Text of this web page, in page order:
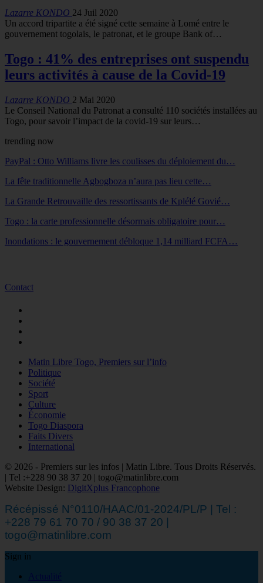
Lazarre KONDO 24 Juil 2020
Un accord tripartite a été signé cette semaine à Lomé entre le
gouvernement togolais, le patronat, et le groupe Bank of…
Togo : 41% des entreprises ont suspendu
leurs activités à cause de la Covid-19
Lazarre KONDO 2 Mai 2020
Le Conseil National du Patronat a consulté 110 sociétés installées au
Togo, pour savoir l’impact de la covid-19 sur leurs…
trending now
PayPal : Otto Williams livre les coulisses du déploiement du…
La fête traditionnelle Agbogboza n’aura pas lieu cette…
La Grande Retrouvaille des ressortissants de Kplélé Govié…
Togo : la carte professionnelle désormais obligatoire pour…
Inondations : le gouvernement débloque 1,14 milliard FCFA…
Contact
Matin Libre Togo, Premiers sur l’info
Politique
Société
Sport
Culture
Économie
Togo Diaspora
Faits Divers
International
© 2026 - Premiers sur les infos | Matin Libre. Tous Droits Réservés.
| Tel :+228 90 38 37 20 | togo@matinlibre.com
Website Design: DigitXplus Francophone
Récépissé N°0110/HAAC/01-2024/PL/P | Tel :
+228 79 61 70 70 / 90 38 37 20 |
togo@matinlibre.com
Sign in
Actualité